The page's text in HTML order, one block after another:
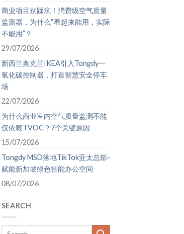
商业项目别踩坑！消费级空气质量
监测器，为什么“看起来能用，实际
不能用”？
29/07/2026
新西兰奥克兰IKEA引入Tongdy一
氧化碳控制器，打造智慧安全停车
场
22/07/2026
为什么商业室内空气质量监测不能
仅依赖TVOC？7个关键原因
15/07/2026
Tongdy MSD落地TikTok亚太总部-
赋能新加坡绿色智能办公空间
08/07/2026
SEARCH